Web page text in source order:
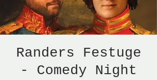
Randers Festuge
- Comedy Night